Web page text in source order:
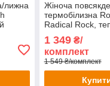
лижна
Жіноча
термобілизна
Radical Rock,
зимовий комплект
1 349₴/
комплект
1 549 ₴/комплект